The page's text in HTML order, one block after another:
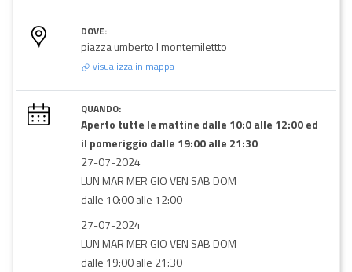
DOVE:
piazza umberto I montemilettto
visualizza in mappa
QUANDO:
Aperto tutte le mattine dalle 10:0 alle 12:00 ed
il pomeriggio dalle 19:00 alle 21:30
27-07-2024
LUN MAR MER GIO VEN SAB DOM
dalle 10:00 alle 12:00
27-07-2024
LUN MAR MER GIO VEN SAB DOM
dalle 19:00 alle 21:30